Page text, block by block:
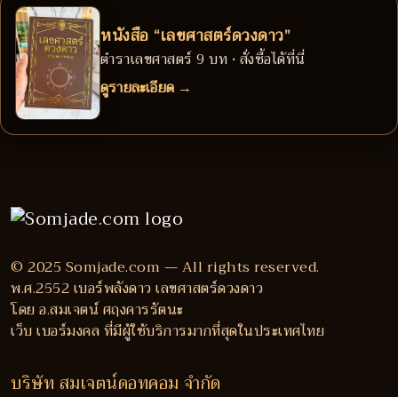
หนังสือ “เลขศาสตร์ดวงดาว”
ตำราเลขศาสตร์ 9 บท • สั่งซื้อได้ที่นี่
ดูรายละเอียด →
© 2025 Somjade.com — All rights reserved.
พ.ศ.2552 เบอร์พลังดาว เลขศาสตร์ดวงดาว
โดย อ.สมเจตน์ ศฤงคารรัตนะ
เว็บ เบอร์มงคล ที่มีผู้ใช้บริการมากที่สุดในประเทศไทย
บริษัท สมเจตน์ดอทคอม จำกัด